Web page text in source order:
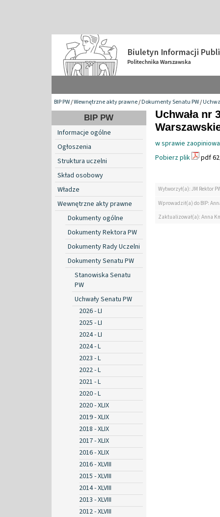
BIP PW/Wewnętrzne akty prawne/Dokumenty Senatu PW/
BIP PW
Informacje ogólne
Ogłoszenia
Struktura uczelni
Skład osobowy
Władze
Wewnętrzne akty prawne
Dokumenty ogólne
Dokumenty Rektora PW
Dokumenty Rady Uczelni
Dokumenty Senatu PW
Stanowiska Senatu
PW
Uchwały Senatu PW
2026 - LI
2025 - LI
2024 - LI
2024 - L
2023 - L
2022 - L
2021 - L
2020 - L
2020 - XLIX
2019 - XLIX
2018 - XLIX
2017 - XLIX
2016 - XLIX
2016 - XLVIII
2015 - XLVIII
2014 - XLVIII
2013 - XLVIII
2012 - XLVIII
Uchwała nr
w sprawie
Pobierz plik
pdf
Wytworzył(a): JM Rektor
Wprowadził(a) do BIP:
Zaktualizował(a): Anna